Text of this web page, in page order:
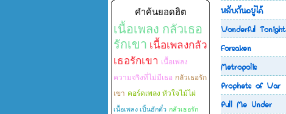
หลับกันอยู่ได้
Wonderful Tonight
Forsaken
Metropolis
Prophets of War
Pull Me Under
คำค้นยอดฮิต
เนื้อเพลง กลัวเธอ
รักเขา เนื้อเพลงกลัว
เธอรักเขา เนื้อเพลง
ความจริงที่ไม่มีเธอ กลัวเธอรัก
เขา คอร์ดเพลง หัวใจไม้ไผ่
เนื้อเพลง เปิ้นฮักตั๋ว กลัวเธอรัก